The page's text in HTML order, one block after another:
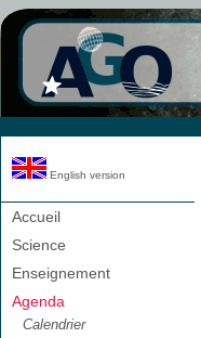
English version
Accueil
Science
Enseignement
Agenda
Calendrier